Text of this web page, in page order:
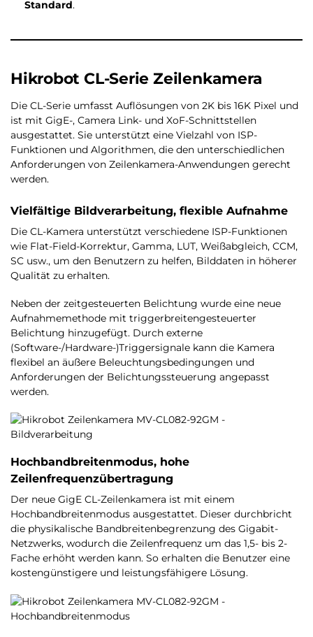
Standard.
Hikrobot CL-Serie Zeilenkamera
Die CL-Serie umfasst Auflösungen von 2K bis 16K Pixel und
ist mit GigE-, Camera Link- und XoF-Schnittstellen
ausgestattet. Sie unterstützt eine Vielzahl von ISP-
Funktionen und Algorithmen, die den unterschiedlichen
Anforderungen von Zeilenkamera-Anwendungen gerecht
werden.
Vielfältige Bildverarbeitung, flexible Aufnahme
Die CL-Kamera unterstützt verschiedene ISP-Funktionen
wie Flat-Field-Korrektur, Gamma, LUT, Weißabgleich, CCM,
SC usw., um den Benutzern zu helfen, Bilddaten in höherer
Qualität zu erhalten.
Neben der zeitgesteuerten Belichtung wurde eine neue
Aufnahmemethode mit triggerbreitengesteuerter
Belichtung hinzugefügt. Durch externe
(Software-/Hardware-)Triggersignale kann die Kamera
flexibel an äußere Beleuchtungsbedingungen und
Anforderungen der Belichtungssteuerung angepasst
werden.
Hochbandbreitenmodus, hohe
Zeilenfrequenzübertragung
Der neue GigE CL-Zeilenkamera ist mit einem
Hochbandbreitenmodus ausgestattet. Dieser durchbricht
die physikalische Bandbreitenbegrenzung des Gigabit-
Netzwerks, wodurch die Zeilenfrequenz um das 1,5- bis 2-
Fache erhöht werden kann. So erhalten die Benutzer eine
kostengünstigere und leistungsfähigere Lösung.